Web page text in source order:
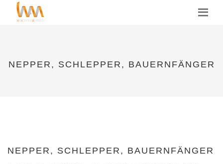
MENU
NEPPER, SCHLEPPER, BAUERNFÄNGER
NEPPER, SCHLEPPER, BAUERNFÄNGER